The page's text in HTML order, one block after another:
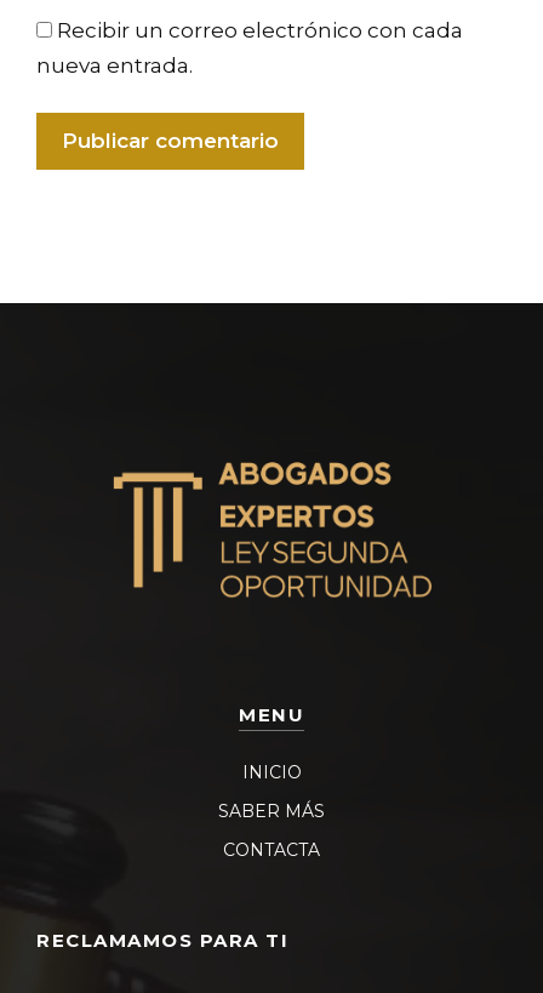
Recibir un correo electrónico con cada
nueva entrada.
MENU
INICIO
SABER MÁS
CONTACTA
RECLAMAMOS PARA TI